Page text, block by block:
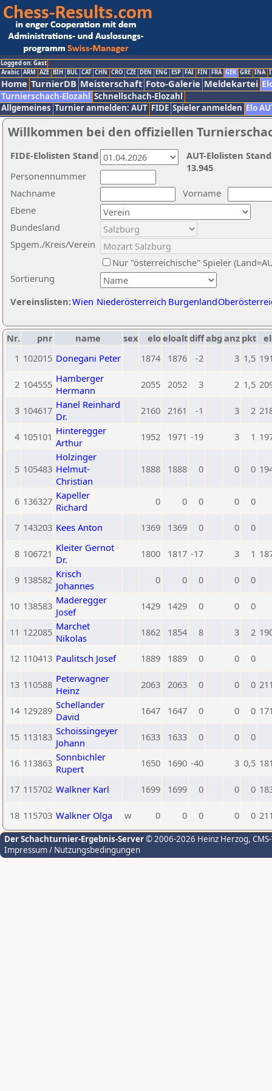
Logged on: Gast
Arabic ARM AZE BIH BUL CAT CHN CRO CZE DEN ENG ESP FAI FIN FRA GER GRE INA
Home TurnierDB Meisterschaft Foto-Galerie Meldekartei
Turnierschach-Elozahl Schnellschach-Elozahl
Allgemeines Turnier anmelden: AUT FIDE Spieler anmelden Elo
Willkommen bei den offiziellen
Nachname
Vorname
Ebene
Sortierung
Personennummer
Bundesland
Spgem./Kreis/Verein
Nur "österreichische" Spieler
Vereinslisten:Wien Niederösterreich Burgenland
AUT-Elolisten
13.945
FIDE-Elolisten Stand
Nr. pnr name sex eloeloaltdiffabg anz pkt
1 102015 Donegani Peter 1874 1876 -2 3 1,5
2 104555 Hamberger
Hermann
2055 2052 3 2 1,5
3 104617 Hanel Reinhard
Dr.
2160 2161 -1 3 2
4 105101 Hinteregger
Arthur
1952 1971 -19 3 1
5 105483
Holzinger
Helmut-
Christian
1888 1888 0 0 0
6 136327 Kapeller
Richard
0 0 0 0 0
7 143203 Kees Anton 1369 1369 0 0 0
8 106721 Kleiter Gernot
Dr.
1800 1817 -17 3 1
9 138582 Krisch
Johannes
0 0 0 0 0
10 138583 Maderegger
Josef
1429 1429 0 0 0
11 122085 Marchet
Nikolas
1862 1854 8 3 2
12 110413 Paulitsch Josef 1889 1889 0 0 0
13 110588 Peterwagner
Heinz
2063 2063 0 0 0
14 129289 Schellander
David
1647 1647 0 0 0
15 113183 Schoissingeyer
Johann
1633 1633 0 0 0
16 113863 Sonnbichler
Rupert
1650 1690 -40 3 0,5
17 115702 Walkner Karl 1699 1699 0 0 0
18 115703 Walkner Olga w 0 0 0 0 0
Der Schachturnier-Ergebnis-Server© 2006-2026 Heinz Herzog,
Impressum / Nutzungsbedingungen